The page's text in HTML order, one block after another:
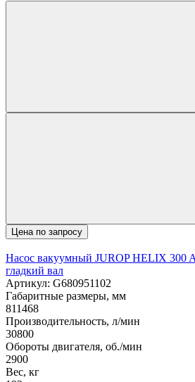
Цена по запросу
Насос вакуумный JUROP HELIX 300
гладкий вал
Артикул: G680951102
Габаритные размеры, мм
811468
Производительность, л/мин
30800
Обороты двигателя, об./мин
2900
Вес, кг